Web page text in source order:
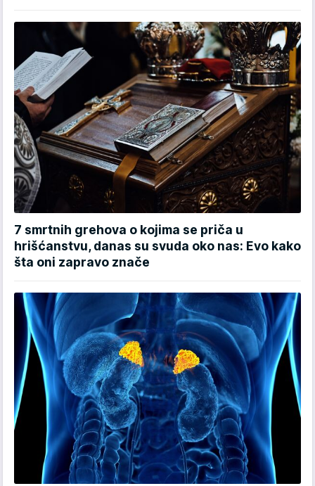
7 smrtnih grehova o kojima se priča u
hrišćanstvu, danas su svuda oko nas: Evo kako
šta oni zapravo znače